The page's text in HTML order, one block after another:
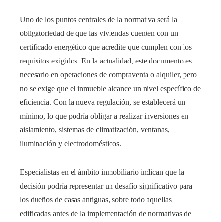
Uno de los puntos centrales de la normativa será la
obligatoriedad de que las viviendas cuenten con un
certificado energético que acredite que cumplen con los
requisitos exigidos. En la actualidad, este documento es
necesario en operaciones de compraventa o alquiler, pero
no se exige que el inmueble alcance un nivel específico de
eficiencia. Con la nueva regulación, se establecerá un
mínimo, lo que podría obligar a realizar inversiones en
aislamiento, sistemas de climatización, ventanas,
iluminación y electrodomésticos.
Especialistas en el ámbito inmobiliario indican que la
decisión podría representar un desafío significativo para
los dueños de casas antiguas, sobre todo aquellas
edificadas antes de la implementación de normativas de